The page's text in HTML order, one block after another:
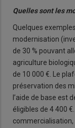
Quelles sont les
Quelques
modernisation
de 30 % pouvant
agriculture
de 10 000 €. Le
préservation des
l’aide de base est
éligibles de 4 400
commercialisation,